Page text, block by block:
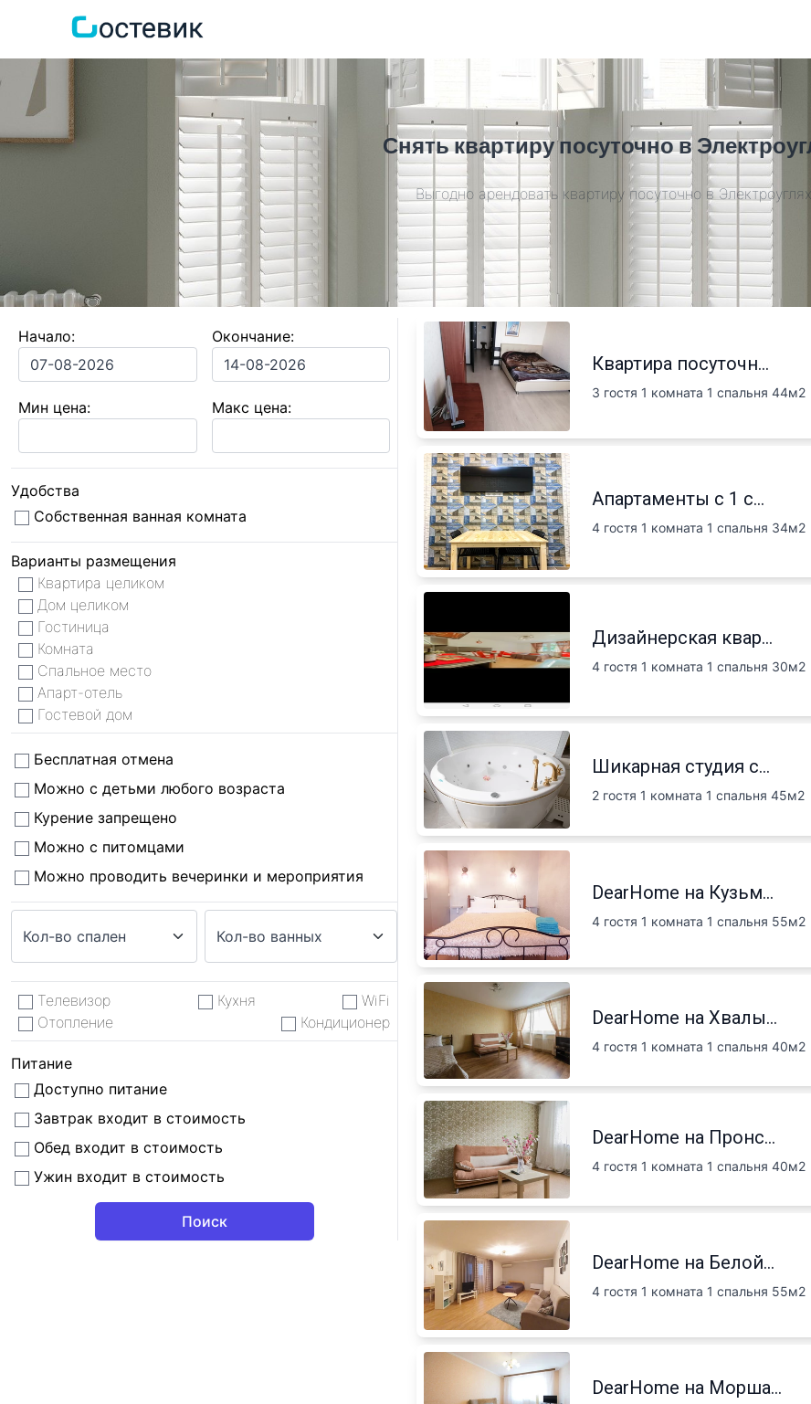
Снять квартиру посуточно в
Выгодно арендовать квартиру посуточно в Электроуглях
Начало: Окончание:
Мин цена: Макс цена:
Удобства
Собственная ванная комната
Варианты размещения
Квартира целиком
Дом целиком
Гостиница
Комната
Спальное место
Апарт-отель
Гостевой дом
Бесплатная отмена
Можно с детьми любого возраста
Курение запрещено
Можно с питомцами
Можно проводить вечеринки и мероприятия
Телевизор Кухня
WiFi
Отопление
Кондиционер
Питание
Доступно питание
Завтрак входит в стоимость
Обед входит в стоимость
Ужин входит в стоимость
Квартира посуточн...
3 гостя 1 комната 1 спальня 44м2
Апартаменты с 1 с...
4 гостя 1 комната 1 спальня 34м2
Дизайнерская квар...
4 гостя 1 комната 1 спальня 30м2
Шикарная студия с...
2 гостя 1 комната 1 спальня 45м2
DearHome на Кузьм...
4 гостя 1 комната 1 спальня 55м2
DearHome на Хвалы...
4 гостя 1 комната 1 спальня 40м2
DearHome на Пронс...
4 гостя 1 комната 1 спальня 40м2
DearHome на Белой...
4 гостя 1 комната 1 спальня 55м2
DearHome на Морша...